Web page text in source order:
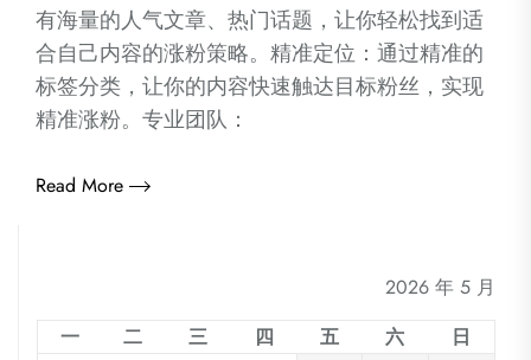
有海量的人气文章、热门话题，让你轻松找到适
合自己内容的涨粉策略。精准定位：通过精准的
标签分类，让你的内容快速触达目标粉丝，实现
精准涨粉。专业团队：
Read More
2026 年 5 月
一
二 三 四 五 六
日